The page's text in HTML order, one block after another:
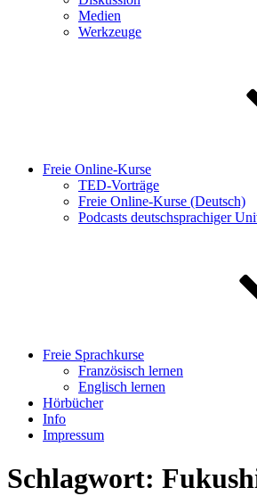
Medien
Werkzeuge
Freie Online-Kurse
TED-Vorträge
Freie Online-Kurse (Deutsch)
Podcasts deutschsprachiger
Freie Sprachkurse
Französisch lernen
Englisch lernen
Hörbücher
Info
Impressum
Schlagwort: